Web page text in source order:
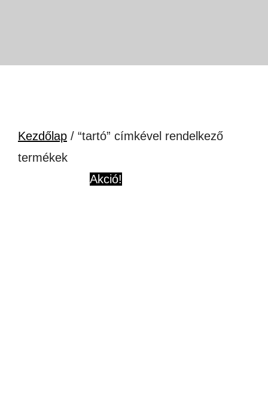
Kezdőlap / “tartó” címkével rendelkező
termékek
Akció!